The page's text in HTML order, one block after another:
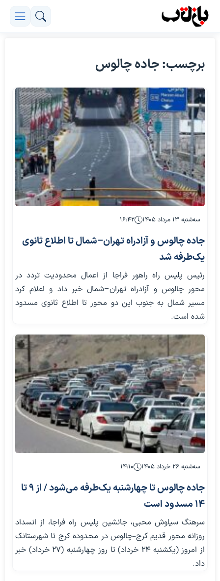
برچسب: جاده چالوس
سه‌شنبه ۱۳ مرداد ۱۴۰۵ ۱۶:۴۲
جاده چالوس و آزادراه تهران–شمال تا اطلاع ثانوی
یک‌طرفه شد
رئیس پلیس راه راهور فراجا از اعمال محدودیت تردد در
محور چالوس و آزادراه تهران–شمال خبر داد و اعلام کرد
مسیر شمال به جنوب این دو محور تا اطلاع ثانوی مسدود
شده است.
سه‌شنبه ۲۶ خرداد ۱۴۰۵ ۱۴:۱۰
جاده چالوس تا چهارشنبه یک‌طرفه می‌شود / از ۹ تا
۱۴ مسدود است
سرهنگ سیاوش محبی، جانشین پلیس راه فراجا، از انسداد
روزانه محور قدیم کرج-چالوس در محدوده کرج تا شهرستانک
از امروز (یکشنبه ۲۴ خرداد) تا روز چهارشنبه (۲۷ خرداد) خبر
داد.